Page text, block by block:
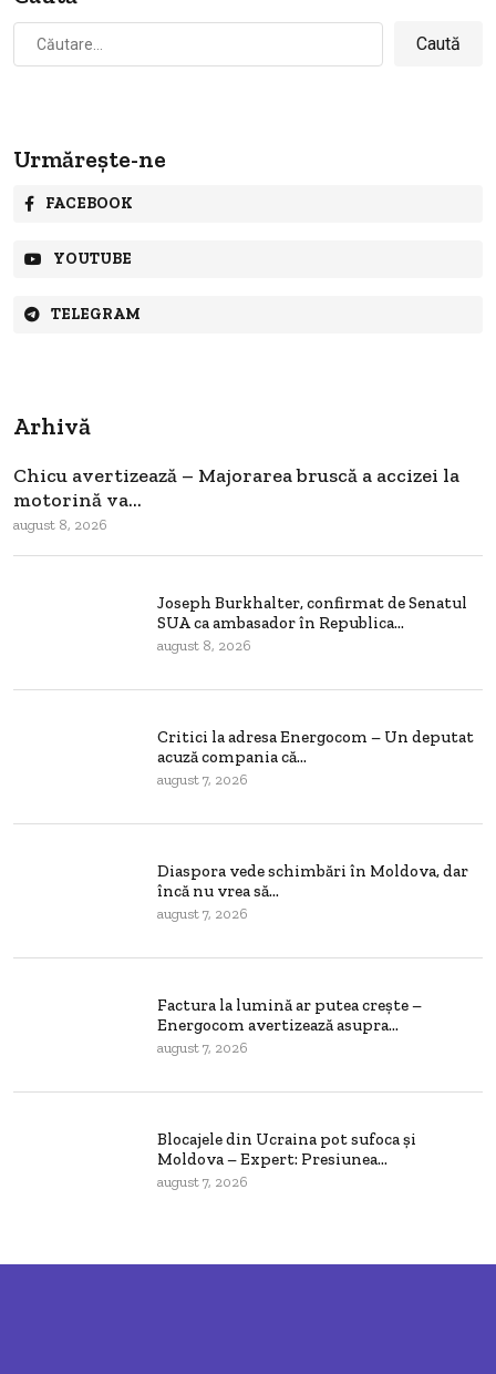
Caută
după:
Urmărește-ne
FACEBOOK
YOUTUBE
TELEGRAM
Arhivă
Chicu avertizează – Majorarea bruscă a accizei la
motorină va...
august 8, 2026
Joseph Burkhalter, confirmat de Senatul
SUA ca ambasador în Republica...
august 8, 2026
Critici la adresa Energocom – Un deputat
acuză compania că...
august 7, 2026
Diaspora vede schimbări în Moldova, dar
încă nu vrea să...
august 7, 2026
Factura la lumină ar putea crește –
Energocom avertizează asupra...
august 7, 2026
Blocajele din Ucraina pot sufoca și
Moldova – Expert: Presiunea...
august 7, 2026